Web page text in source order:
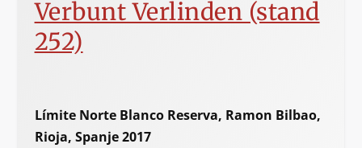
Verbunt Verlinden (stand
252)
Límite Norte Blanco Reserva, Ramon Bilbao,
Rioja, Spanje 2017